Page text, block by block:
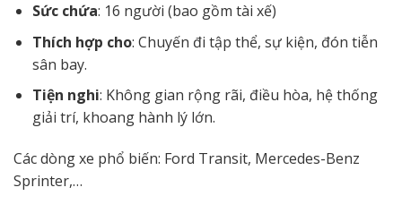
Sức chứa: 16 người (bao gồm tài xế)
Thích hợp cho: Chuyến đi tập thể, sự kiện, đón tiễn
sân bay.
Tiện nghi: Không gian rộng rãi, điều hòa, hệ thống
giải trí, khoang hành lý lớn.
Các dòng xe phổ biến: Ford Transit, Mercedes-Benz
Sprinter,…